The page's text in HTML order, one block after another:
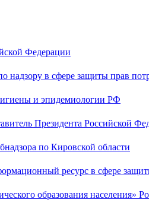
Федерации
надзору в сфере защиты прав
и эпидемиологии РФ
Президента Российской
по Кировской области
ресурс в сфере
образования населения»